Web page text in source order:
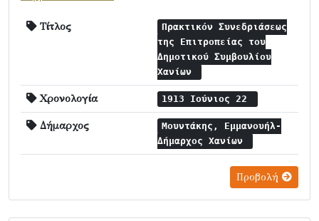
Τίτλος
Πρακτικόν Συνεδριάσεως
της Επιτροπείας του
Δημοτικού Συμβουλίου
Χανίων
Χρονολογία 1913 Ιούνιος 22
Δήμαρχος
Μουντάκης, Εμμανουήλ-
Δήμαρχος Χανίων
Προβολή